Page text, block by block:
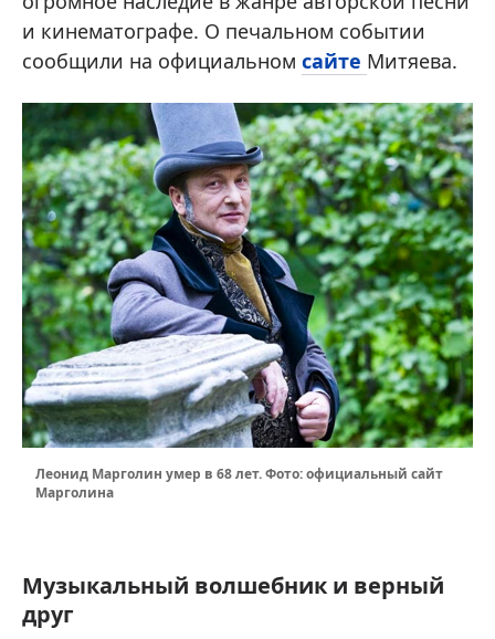
и кинематографе. О печальном событии
сообщили на официальном сайте Митяева.
Леонид Марголин умер в 68 лет. Фото: официальный сайт
Марголина
Музыкальный волшебник и верный
друг